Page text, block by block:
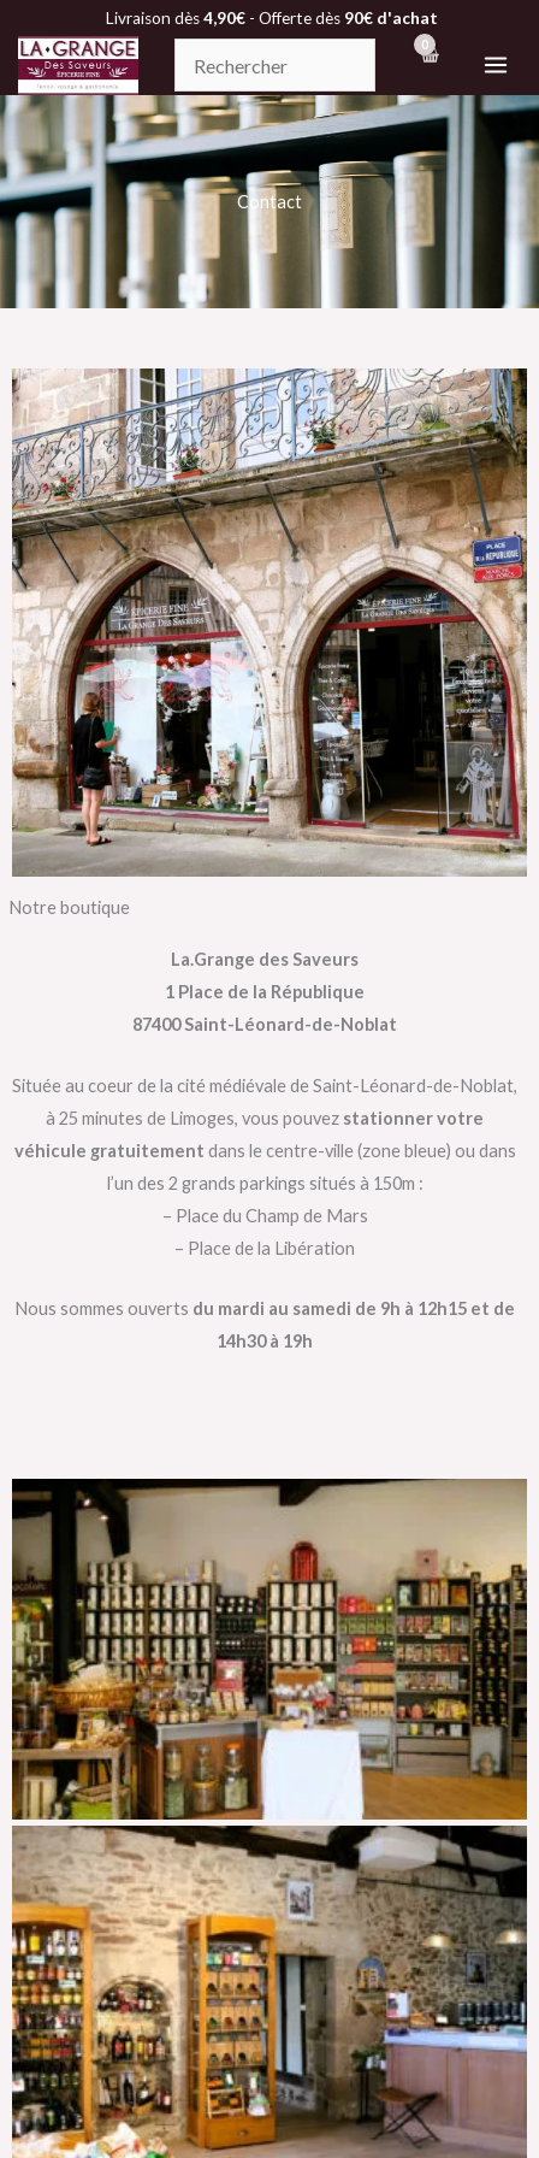
contenu
Livraison dès4,90€- Offerte dès 90€ d'achat
Contact
Notre boutique
La.Grange des Saveurs
1 Place de la République
87400 Saint-Léonard-de-Noblat
Située au coeur de la cité médiévale de Saint-Léonard-de-Noblat,
à 25 minutes de Limoges, vous pouvez stationner votre
véhicule gratuitement dans le centre-ville (zone bleue) ou dans
l’un des 2 grands parkings situés à 150m :
– Place du Champ de Mars
– Place de la Libération
Nous sommes ouverts du mardi au samedi de 9h à 12h15 et de
14h30 à 19h